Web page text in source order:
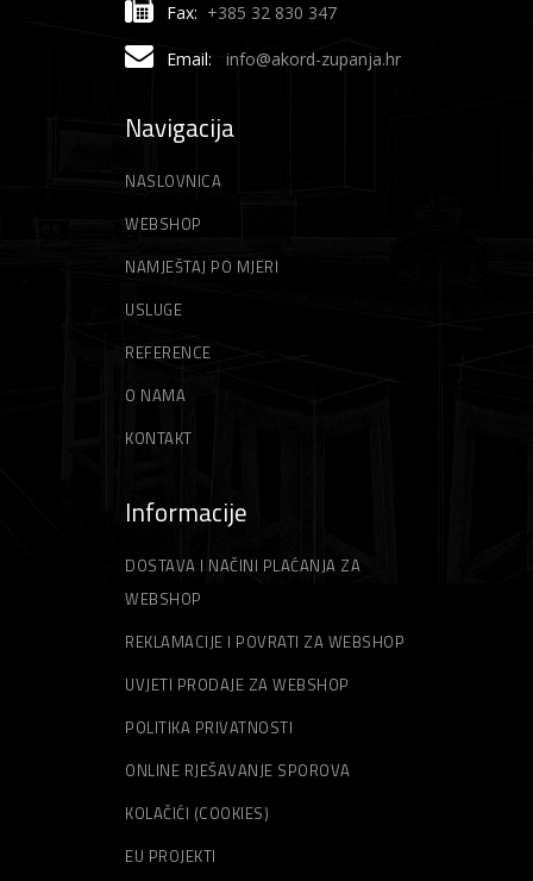
Fax: +385 32 830 347
Email: info@akord-zupanja.hr
Navigacija
NASLOVNICA
WEBSHOP
NAMJEŠTAJ PO MJERI
USLUGE
REFERENCE
O NAMA
KONTAKT
Informacije
DOSTAVA I NAČINI PLAĆANJA ZA
WEBSHOP
REKLAMACIJE I POVRATI ZA WEBSHOP
UVJETI PRODAJE ZA WEBSHOP
POLITIKA PRIVATNOSTI
ONLINE RJEŠAVANJE SPOROVA
KOLAČIĆI (COOKIES)
EU PROJEKTI